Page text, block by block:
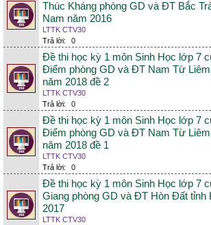
Thúc Kháng phòng GD và ĐT Bắc
Nam năm 2016
LTTK CTV30
Trả lời:
0
Đề thi học kỳ 1 môn Sinh Học lớp 7
Điểm phòng GD và ĐT Nam Từ
năm 2018 đề 2
LTTK CTV30
Trả lời:
0
Đề thi học kỳ 1 môn Sinh Học lớp 7
Điểm phòng GD và ĐT Nam Từ
năm 2018 đề 1
LTTK CTV30
Trả lời:
0
Đề thi học kỳ 1 môn Sinh Học lớp 7
Giang phòng GD và ĐT Hòn Đất tỉnh
2017
LTTK CTV30